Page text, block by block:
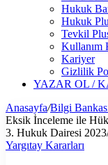
Hukuk
Hukuk
Tevkil
Kullanım
Kariyer
Gizlilik
YAZAR OL /
Anasayfa/Bilgi
Eksik İnceleme ile
3. Hukuk Dairesi
Yargıtay Kararları